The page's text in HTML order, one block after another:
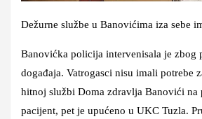
Dežurne službe u Banovićima iza sebe
Banovićka policija intervenisala je zbog
događaja. Vatrogasci nisu imali potrebe
hitnoj službi Doma zdravlja Banovići na
pacijent, pet je upućeno u UKC Tuzla.